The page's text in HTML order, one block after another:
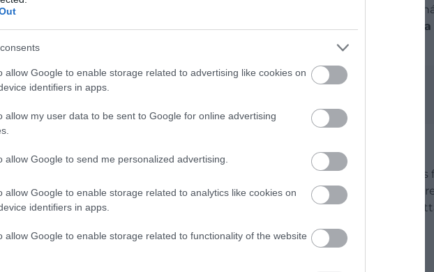
allow Google to enable storage related to advertising like cookies on
identifiers in apps.
allow my user data to be sent to Google for online advertising
allow Google to send me personalized advertising.
allow Google to enable storage related to analytics like cookies on
identifiers in apps.
allow Google to enable storage related to functionality of the website
formáit idézik. A bejárat felvonóhídon át vezet, amely egy körülbelül
16 méter magas, belsejében csigalépcső kanyarog felfelé,tetejéről pedig
lovagterem és borház is helyet kapott az udvarban.
modern várossá
a
, amely három méter átmérőjű és mintegy tizenöt méter mély. Kettős
tízméteres alagút nyílik. Az aprólékos megoldások jól mutatják,
A helyszín a filmeseket is megihlette: a nyolcvanas években itt